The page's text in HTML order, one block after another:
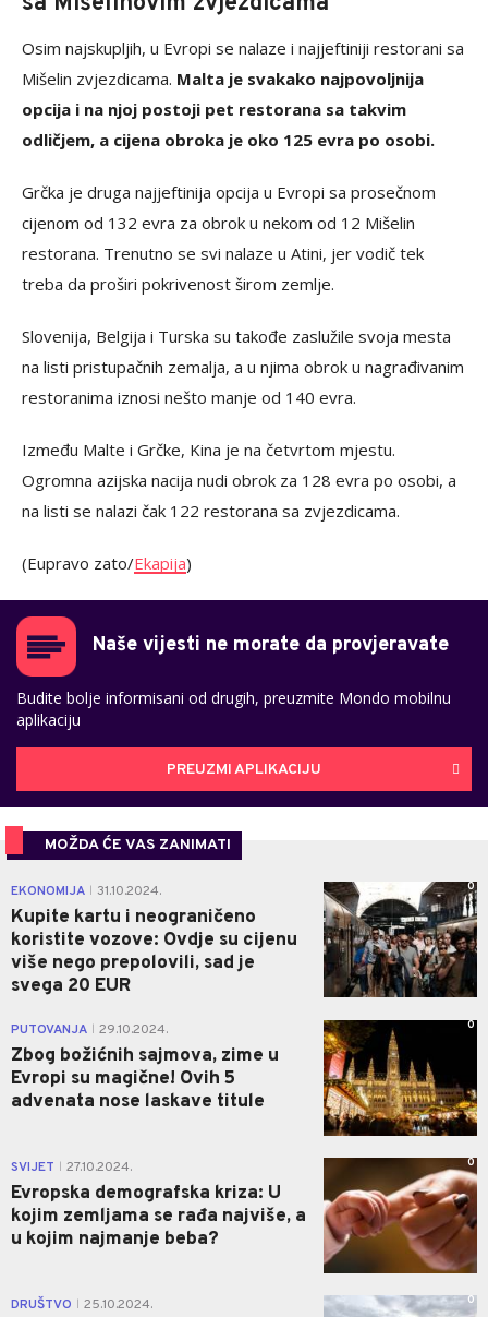
Osim najskupljih, u Evropi se nalaze i najjeftiniji restorani sa
Mišelin zvjezdicama. Malta je svakako najpovoljnija
opcija i na njoj postoji pet restorana sa takvim
odličjem, a cijena obroka je oko 125 evra po osobi.
Grčka je druga najjeftinija opcija u Evropi sa prosečnom
cijenom od 132 evra za obrok u nekom od 12 Mišelin
restorana. Trenutno se svi nalaze u Atini, jer vodič tek
treba da proširi pokrivenost širom zemlje.
Slovenija, Belgija i Turska su takođe zaslužile svoja mesta
na listi pristupačnih zemalja, a u njima obrok u nagrađivanim
restoranima iznosi nešto manje od 140 evra.
Između Malte i Grčke, Kina je na četvrtom mjestu.
Ogromna azijska nacija nudi obrok za 128 evra po osobi, a
na listi se nalazi čak 122 restorana sa zvjezdicama.
(Eupravo zato/Ekapija)
Naše vijesti ne morate da provjeravate
Budite bolje informisani od drugih, preuzmite Mondo mobilnu
aplikaciju
PREUZMI APLIKACIJU
MOŽDA ĆE VAS ZANIMATI
EKONOMIJA 31.10.2024.
Kupite kartu i neograničeno
koristite vozove: Ovdje su cijenu
više nego prepolovili, sad je
svega 20 EUR
0
PUTOVANJA 29.10.2024.
Zbog božićnih sajmova, zime u
Evropi su magične! Ovih 5
advenata nose laskave titule
0
SVIJET 27.10.2024.
Evropska demografska kriza: U
kojim zemljama se rađa najviše, a
u kojim najmanje beba?
0
DRUŠTVO 25.10.2024. 0